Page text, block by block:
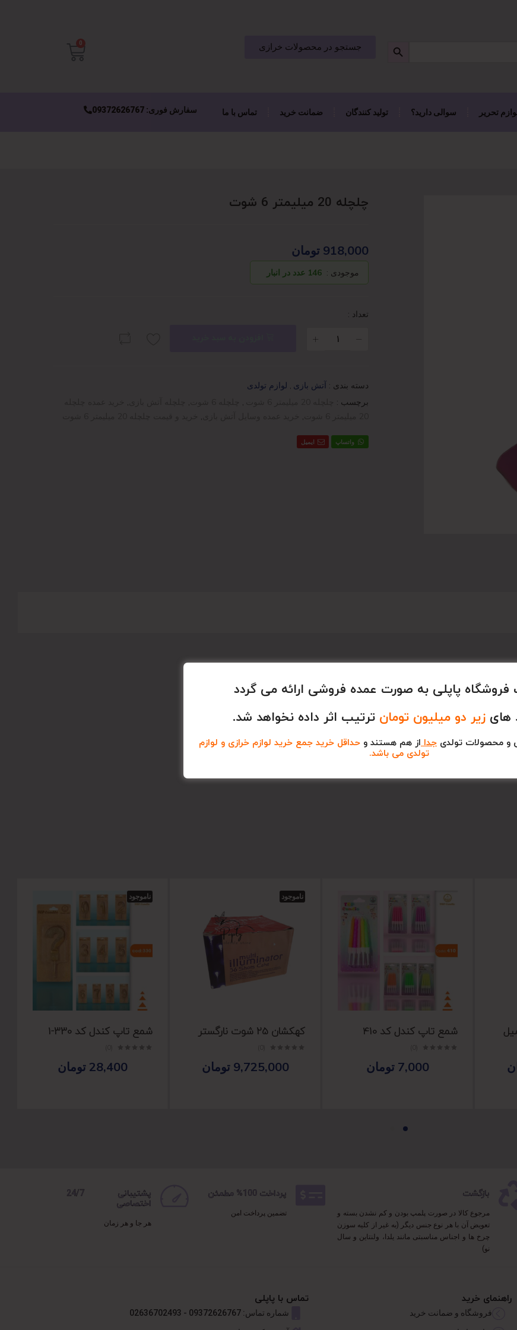
جستجو در محصولات خرازی 0
لوازم تحریر سوالی دارید؟ تولید کنندگان ضمانت خرید تماس با ما سفارش فوری: 09372626767
چلچله 20 میلیمتر 6 شوت
918,000 تومان
موجودی : 146 عدد در انبار
تعداد :
دسته بندی : آتش بازی , لوازم تولدی
برچسب :
,
,
,
,
,
واتساپ ایمیل
شمع تاپ کندل کد 410
7,000 تومان
ناموجود
کهکشان 25 شوت نارگستر
9,725,000 تومان
ناموجود
شمع تاپ کندل کد 330-1
28,400 تومان
بازگشت
مرجوع کالا در صورت پلمپ بودن و کم نشدن بسته و
تعویض آن با هر نوع جنس دیگر (به غیر از کلیه سوزن
چرخ ها و اجناس مناسبتی مانند یلدا، ولنتاین و سال
نو)
پرداخت 100% مطمئن
تضمین پرداخت امن
پشتیبانی 24/7
اختصاصی
هر جا و هر زمان
راهنمای خرید
فروشگاه و ضمانت خرید
تماس با پاپلی
شماره تماس: 09372626767 - 02636702493
پاپلی به صورت عمده فروشی ارائه می گردد
هایزیر دو میلیون تومان ترتیب اثر داده نخواهد شد.
و محصولات تولدی جدا از هم هستند و حداقل خرید جمع خرید لوازم خرازی و لوازم
تولدی می باشد.